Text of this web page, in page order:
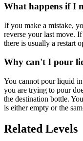
What happens if I
If you make a mistake,
reverse your last move.
there is usually a restart
Why can't I pour
You cannot pour liquid
you are trying to pour
the destination bottle.
is either empty or the
Related Levels